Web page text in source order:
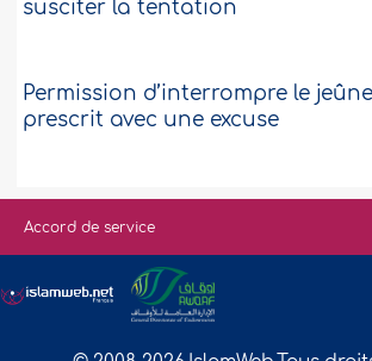
susciter la tentation
Permission d’interrompre le jeûne
prescrit avec une excuse
Accord de service